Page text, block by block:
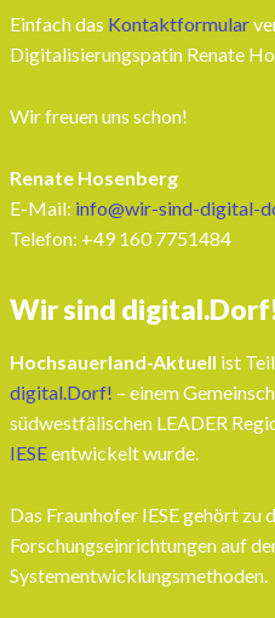
Einfach das Kontaktformular
Digitalisierungspatin Renate
Wir freuen uns schon!
Renate Hosenberg
E-Mail: info@wir-sind-digital-
Telefon: ‭+49 160 7751484‬
Wir sind
Hochsauerland-Aktuell ist
digital.Dorf! – einem
südwestfälischen LEADER
IESEentwickelt wurde.
Das Fraunhofer IESE gehört zu
Forschungseinrichtungen auf
Systementwicklungsmethoden.